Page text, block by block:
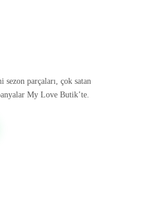
parçaları, çok satan
My Love Butik’te.